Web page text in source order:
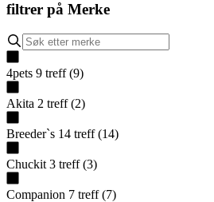
filtrer på Merke
4pets 9 treff (9)
Akita 2 treff (2)
Breeder`s 14 treff (14)
Chuckit 3 treff (3)
Companion 7 treff (7)